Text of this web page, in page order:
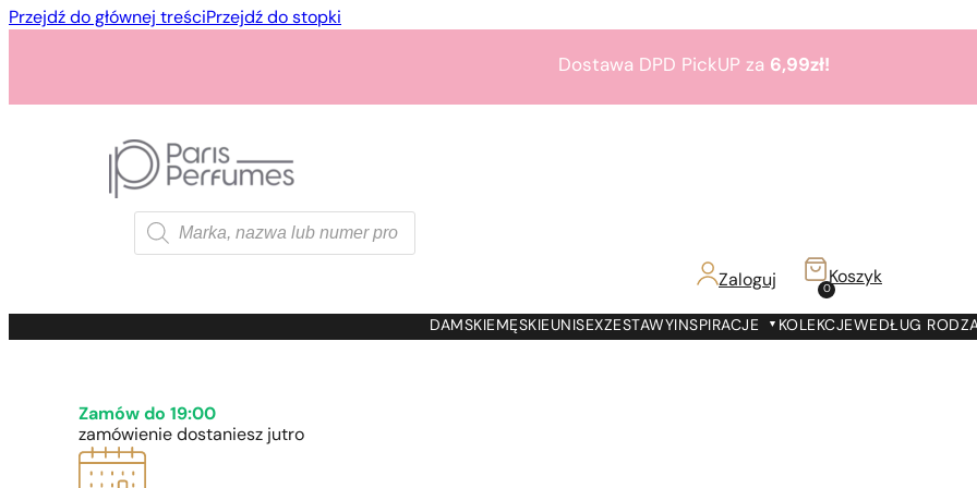
Przejdź do głównej treściPrzejdź do stopki
Dostawa DPD PickUP za 6,99zł!
6,99zł!
Wyszukiwarka
produktów
Zaloguj 0
Koszyk
DAMSKIE MĘSKIE UNISEXZESTAWYINSPIRACJE KOLEKCJEWEDŁUG
Zamów do 19:00
zamówienie dostaniesz jutro